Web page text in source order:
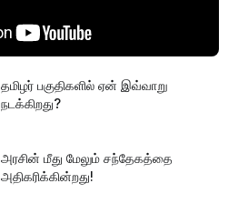
தமிழர் பகுதிகளில் ஏன் இவ்வாறு
நடக்கிறது?
அரசின் மீது மேலும் சந்தேகத்தை
அதிகரிக்கின்றது!